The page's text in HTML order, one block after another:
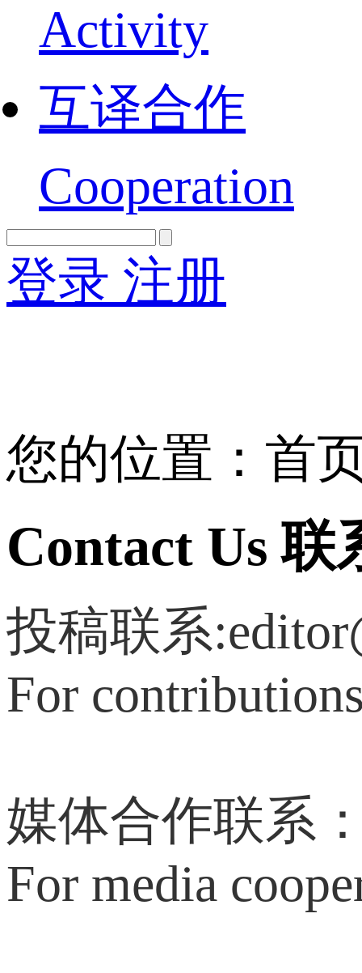
Activity
互译合作
Cooperation
登录 注册
您的位置：首
Contact Us 联
投稿联系
For
媒体合作联系
For media